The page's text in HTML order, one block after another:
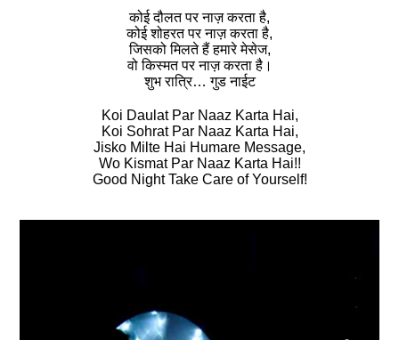
कोई दौलत पर नाज़ करता है,
कोई शोहरत पर नाज़ करता है,
जिसको मिलते हैं हमारे मेसेज,
वो किस्‍मत पर नाज़ करता है।
शुभ रात्रि… गुड नाईट
Koi Daulat Par Naaz Karta Hai,
Koi Sohrat Par Naaz Karta Hai,
Jisko Milte Hai Humare Message,
Wo Kismat Par Naaz Karta Hai!!
Good Night Take Care of Yourself!